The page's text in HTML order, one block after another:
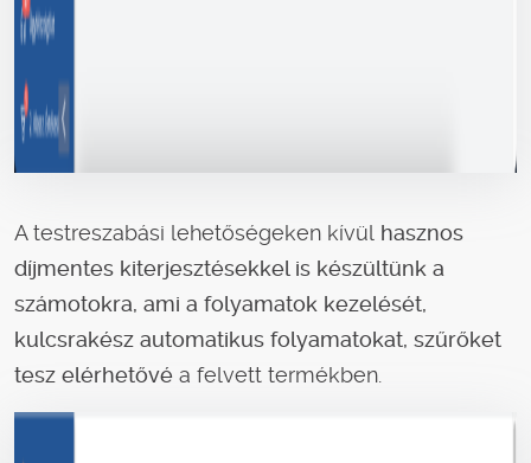
A testreszabási lehetőségeken kívül hasznos
díjmentes kiterjesztésekkel is készültünk a
számotokra, ami a folyamatok kezelését,
kulcsrakész automatikus folyamatokat, szűrőket
tesz elérhetővé a felvett termékben.